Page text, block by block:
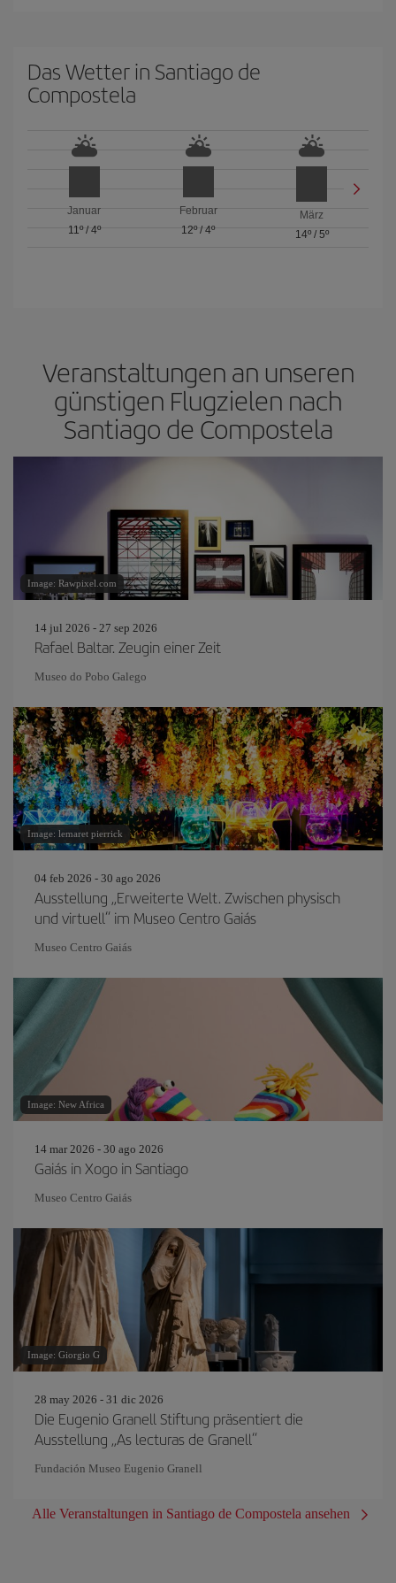
Das Wetter in Santiago de
Compostela
Januar
11º/ 4º
Februar
12º/ 4º
März
14º/ 5º
Veranstaltungen an unseren
günstigen Flugzielen nach
Santiago de Compostela
Image: Rawpixel.com
14 jul 2026 - 27 sep 2026
Rafael Baltar. Zeugin einer Zeit
Museo do Pobo Galego
Image: lemaret pierrick
04 feb 2026 - 30 ago 2026
Ausstellung „Erweiterte Welt. Zwischen physisch
und virtuell“ im Museo Centro Gaiás
Museo Centro Gaiás
Image: New Africa
14 mar 2026 - 30 ago 2026
Gaiás in Xogo in Santiago
Museo Centro Gaiás
Image: Giorgio G
28 may 2026 - 31 dic 2026
Die Eugenio Granell Stiftung präsentiert die
Ausstellung „As lecturas de Granell“
Fundación Museo Eugenio Granell
Alle Veranstaltungen in Santiago de Compostela ansehen